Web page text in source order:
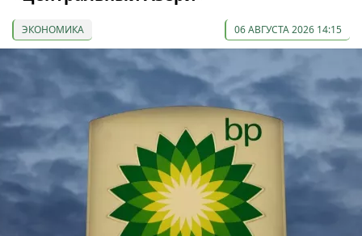
ЭКОНОМИКА 06 АВГУСТА 2026 14:15